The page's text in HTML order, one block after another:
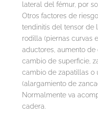
lateral del fémur, por
Otros factores de
tendinitis del tensor de
rodilla (piernas curvas
aductores, aumento
cambio de superficie,
cambio de zapatillas o
(alargamiento de
Normalmente va
cadera.